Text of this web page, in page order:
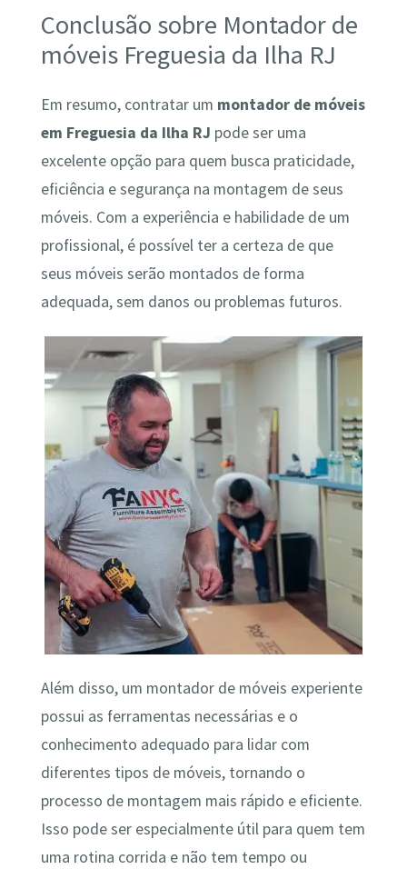
Conclusão sobre Montador de
móveis Freguesia da Ilha RJ
Em resumo, contratar um montador de móveis
em Freguesia da Ilha RJ pode ser uma
excelente opção para quem busca praticidade,
eficiência e segurança na montagem de seus
móveis. Com a experiência e habilidade de um
profissional, é possível ter a certeza de que
seus móveis serão montados de forma
adequada, sem danos ou problemas futuros.
Além disso, um montador de móveis experiente
possui as ferramentas necessárias e o
conhecimento adequado para lidar com
diferentes tipos de móveis, tornando o
processo de montagem mais rápido e eficiente.
Isso pode ser especialmente útil para quem tem
uma rotina corrida e não tem tempo ou